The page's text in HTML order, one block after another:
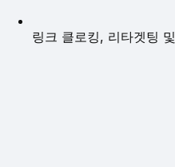
링크 클로킹, 리타겟팅